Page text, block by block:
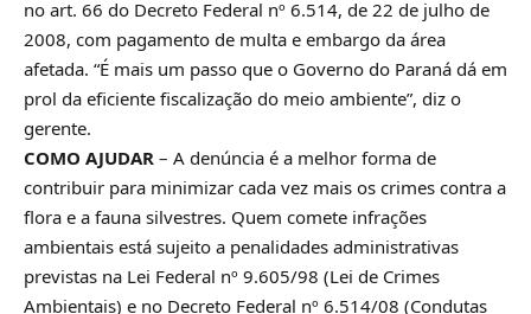
no art. 66 do Decreto Federal nº 6.514, de 22 de julho de
2008, com pagamento de multa e embargo da área
afetada. “É mais um passo que o Governo do Paraná dá em
prol da eficiente fiscalização do meio ambiente”, diz o
gerente.
COMO AJUDAR – A denúncia é a melhor forma de
contribuir para minimizar cada vez mais os crimes contra a
flora e a fauna silvestres. Quem comete infrações
ambientais está sujeito a penalidades administrativas
previstas na Lei Federal nº 9.605/98 (Lei de Crimes
Ambientais) e no Decreto Federal nº 6.514/08 (Condutas